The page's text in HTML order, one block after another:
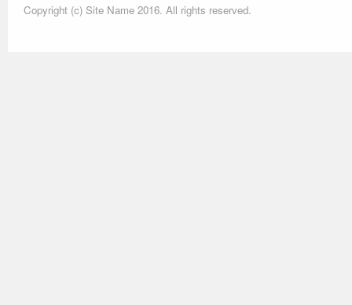
Copyright (c) Site Name 2016. All rights reserved.